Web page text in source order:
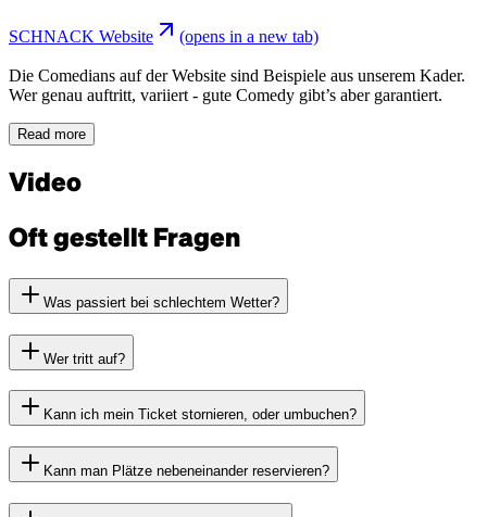
SCHNACK Website (opens in a new tab)
Die Comedians auf der Website sind Beispiele aus unserem Kader.
Wer genau auftritt, variiert - gute Comedy gibt’s aber garantiert.
Read more
Video
Oft gestellt Fragen
Was passiert bei schlechtem Wetter?
Wer tritt auf?
Kann ich mein Ticket stornieren, oder umbuchen?
Kann man Plätze nebeneinander reservieren?